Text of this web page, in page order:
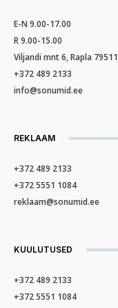
E-N 9.00-17.00
R 9.00-15.00
Viljandi mnt 6, Rapla 79511
+372 489 2133
info@sonumid.ee
REKLAAM
+372 489 2133
+372 5551 1084
reklaam@sonumid.ee
KUULUTUSED
+372 489 2133
+372 5551 1084